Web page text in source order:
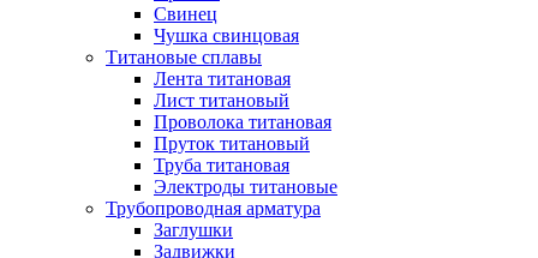
Свинец
Чушка свинцовая
Титановые сплавы
Лента титановая
Лист титановый
Проволока титановая
Пруток титановый
Труба титановая
Электроды титановые
Трубопроводная арматура
Заглушки
Задвижки